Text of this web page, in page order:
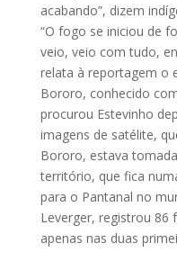
acabando”, dizem
“O fogo se iniciou de
veio, veio com tudo,
relata à reportagem o
Bororo, conhecido
procurou Estevinho
imagens de satélite,
Bororo, estava
território, que fica
para o Pantanal no
Leverger, registrou 86
apenas nas duas